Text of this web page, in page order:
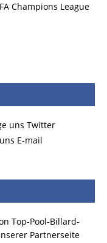
Champions League
Top-Pool-Billard-
Partnerseite